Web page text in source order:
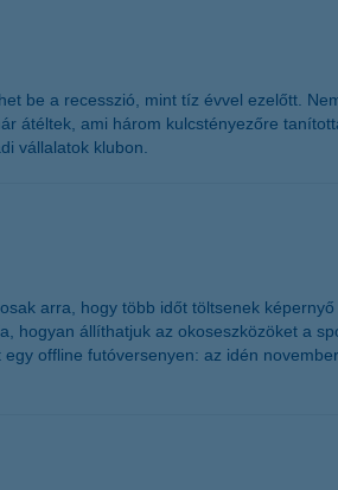
be a recesszió, mint tíz évvel ezelőtt.
átéltek, ami három kulcstényezőre
vállalatok klubon.
arra, hogy több időt töltsenek
hogyan állíthatjuk az okoseszközöket a
offline futóversenyen: az idén